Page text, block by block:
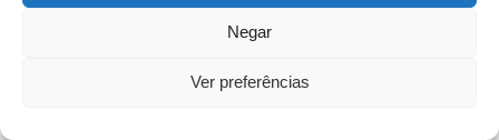
Negar
Ver preferências
editorial, contribuindo para uma
economia e do mercado.